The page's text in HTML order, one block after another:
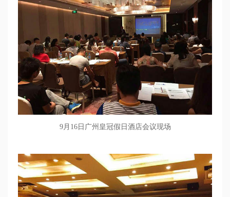
9月 16日广州皇冠假日酒店会议现场